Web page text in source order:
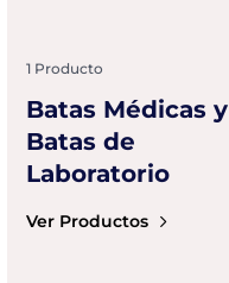
1 Producto
Batas Médicas y
Batas de
Laboratorio
Ver Productos